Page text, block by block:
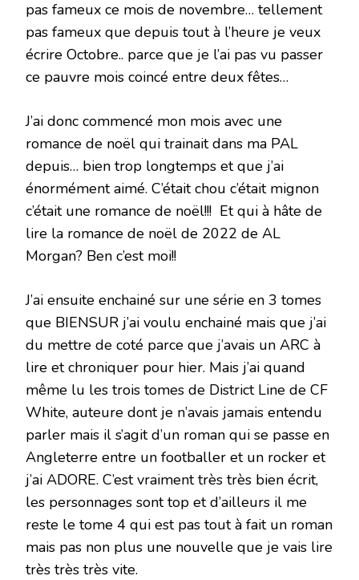
pas fameux ce mois de novembre… tellement
pas fameux que depuis tout à l’heure je veux
écrire Octobre.. parce que je l’ai pas vu passer
ce pauvre mois coincé entre deux fêtes…
J’ai donc commencé mon mois avec une
romance de noël qui trainait dans ma PAL
depuis… bien trop longtemps et que j’ai
énormément aimé. C’était chou c’était mignon
c’était une romance de noël!!! Et qui à hâte de
lire la romance de noël de 2022 de AL
Morgan? Ben c’est moi!!
J’ai ensuite enchainé sur une série en 3 tomes
que BIENSUR j’ai voulu enchainé mais que j’ai
du mettre de coté parce que j’avais un ARC à
lire et chroniquer pour hier. Mais j’ai quand
même lu les trois tomes de District Line de CF
White, auteure dont je n’avais jamais entendu
parler mais il s’agit d’un roman qui se passe en
Angleterre entre un footballer et un rocker et
j’ai ADORE. C’est vraiment très très bien écrit,
les personnages sont top et d’ailleurs il me
reste le tome 4 qui est pas tout à fait un roman
mais pas non plus une nouvelle que je vais lire
très très très vite.